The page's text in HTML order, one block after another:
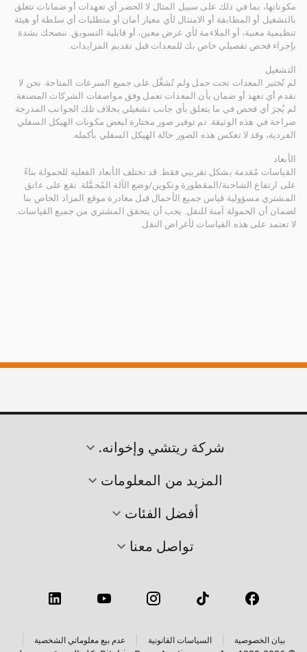
مكوناتها، بما في ذلك على سبيل المثال لا الحصر أي تعهدات أو ضمانات تتعلق
بالتشغيل أو المطابقة أو الامتثال لأي معيار أمان أو متطلبات أي سلطة أو هيئة
تنظيمية معنية، أو الملاءمة لأي غرض معين، أو قابلية التسويق. ننصحك بشدة
بإجراء فحص تفصيلي خاص بك للمعدات قبل تقديم المزايدات.
التشغيل
لم تُختبر المعدات تحت حمل ولم تُشغَّل على جميع السرعات المتاحة. نحن لا
نقدم أي تعهد أو ضمان بأن المعدات تعمل وفق مواصفات الشركات المصنعة.
لم يُجرَ أي فحص في ما يتعلق بأي جانب تشغيلي بخلاف تلك الجوانب المدرجة
صراحة في هذه الوثيقة. تم توفير صور مختارة لبعض مكونات الهيكل السفلي
الفردية، وقد لا تعكس هذه الصور حالة الهيكل السفلي بأكمله.
الأبعاد
القياسات مُقدمة بشكل تقريبي فقط. قد تختلف الأبعاد الفعلية للحمولة بناءً
على ارتفاع الشاحنة/المقطورة وتكوين/وضع الآلة المُحمَّلة. تقع على عاتق
المشتري مسؤولية قياس جميع الأحمال قبل مغادرة موقع المزاد الخاص بنا
لضمان أن الحمولة آمنة للنقل. يجب أن يتحقق المشتري من جميع القياسات.
لا تعتمد على هذه القياسات لأغراض النقل.
شركة ريتشي وإخوانه.
المزيد من المعلومات
أفضل الفئات
تواصل معنا
بيان الخصوصية السياسات القانونية عدم بيع معلوماتي الشخصية